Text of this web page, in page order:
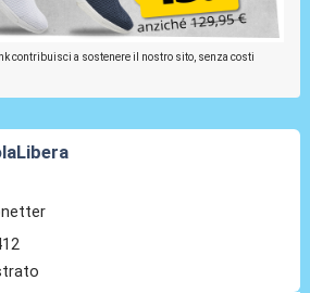
contribuisci a sostenere il nostro sito, senza costi